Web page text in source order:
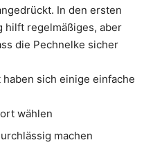
In den ersten
hilft regelmäßiges, aber
die Pechnelke sicher
sich einige einfache
wählen
machen